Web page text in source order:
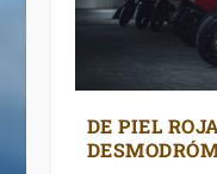
DE PIEL